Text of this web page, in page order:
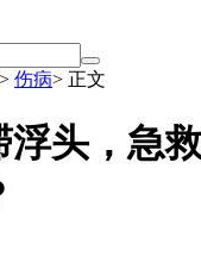
> 伤病> 正文
浮头，急